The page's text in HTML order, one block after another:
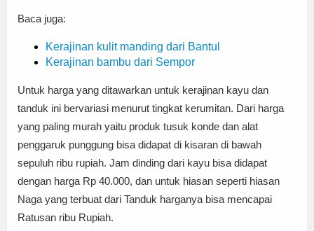
Baca juga:
Kerajinan kulit manding dari Bantul
Kerajinan bambu dari Sempor
Untuk harga yang ditawarkan untuk kerajinan kayu dan
tanduk ini bervariasi menurut tingkat kerumitan. Dari harga
yang paling murah yaitu produk tusuk konde dan alat
penggaruk punggung bisa didapat di kisaran di bawah
sepuluh ribu rupiah. Jam dinding dari kayu bisa didapat
dengan harga Rp 40.000, dan untuk hiasan seperti hiasan
Naga yang terbuat dari Tanduk harganya bisa mencapai
Ratusan ribu Rupiah.